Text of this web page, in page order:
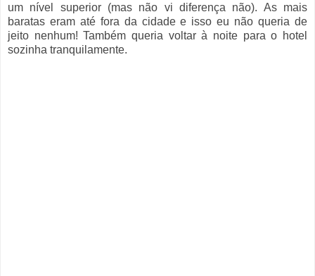
um nível superior (mas não vi diferença não). As mais
baratas eram até fora da cidade e isso eu não queria de
jeito nenhum! Também queria voltar à noite para o hotel
sozinha tranquilamente.